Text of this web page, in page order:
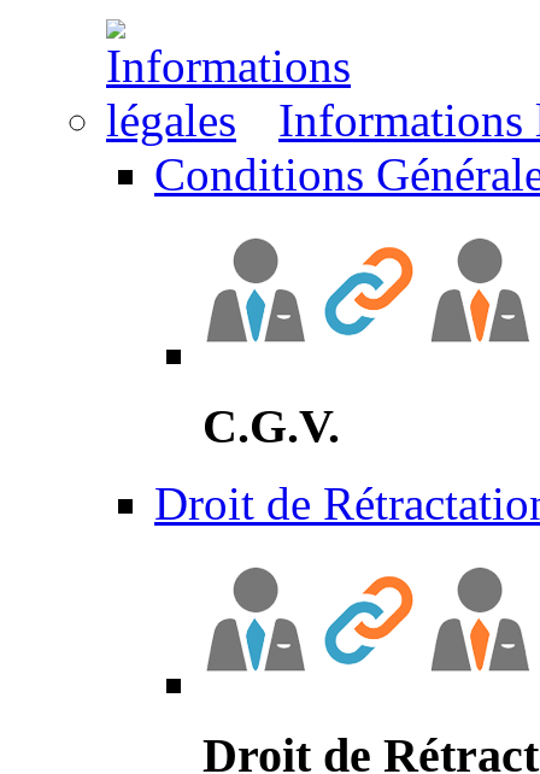
Informations
Conditions
C.G.V.
Droit de
Droit de